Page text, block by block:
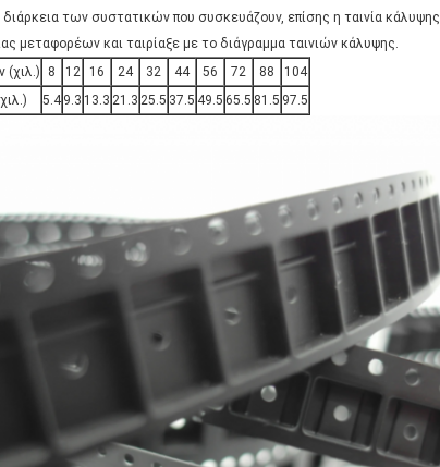
των συστατικών που συσκευάζουν, επίσης η ταινία
μεταφορέων και ταιρίαξε με το διάγραμμα ταινιών κάλυψης.
(χιλ.)
8 12 16 24 32 44 56 72 88
104
5.4 9.3 13.3 21.3 25.5 37.5 49.5 65.5 81.5 97.5